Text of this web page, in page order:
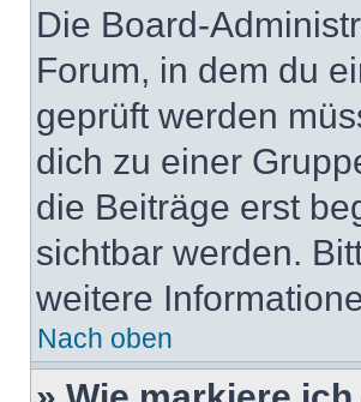
Die Board-
Forum, in dem du
geprüft werden
dich zu einer
die Beiträge erst
sichtbar werden.
weitere
Nach oben